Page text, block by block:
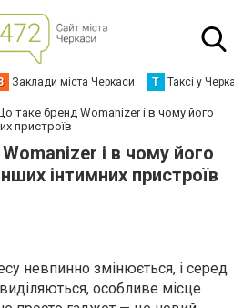
Заклади міста Черкаси Т Таксі у
таке бренд Womanizer і в чому його
пристроїв
і в чому його
інтимних пристроїв
невпинно змінюється, і серед
особливе місце